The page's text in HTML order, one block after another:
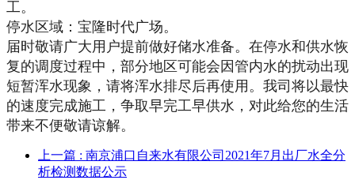
工。
停水区域：宝隆时代广场。
届时敬请广大用户提前做好储水准备。在停水和供水恢
复的调度过程中，部分地区可能会因管内水的扰动出现
短暂浑水现象，请将浑水排尽后再使用。我司将以最快
的速度完成施工，争取早完工早供水，对此给您的生活
带来不便敬请谅解。
上一篇 : 南京浦口自来水有限公司2021年7月出厂水全分
析检测数据公示